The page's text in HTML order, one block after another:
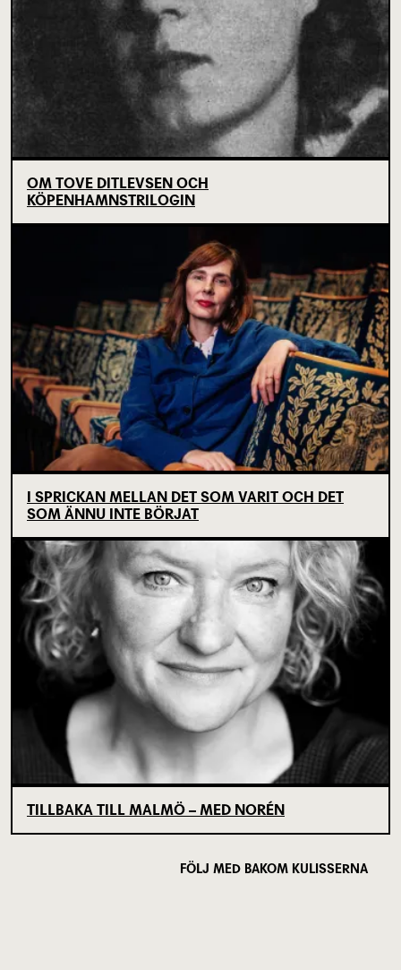
OM TOVE DITLEVSEN OCH
KÖPENHAMNSTRILOGIN
I SPRICKAN MELLAN DET SOM VARIT OCH DET
SOM ÄNNU INTE BÖRJAT
TILLBAKA TILL MALMÖ – MED NORÉN
FÖLJ MED BAKOM KULISSERNA